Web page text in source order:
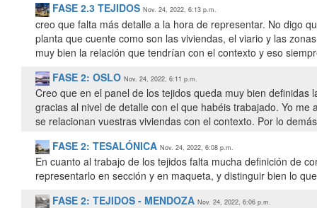
FASE 2.3 TEJIDOS Nov. 24, 2022, 6:13 p.m.
creo que falta más detalle a la hora de representar. No digo
planta que cuente como son las viviendas, el viario y las
muy bien la relación que tendrían con el contexto y eso
FASE 2: OSLO Nov. 24, 2022, 6:11 p.m.
Creo que en el panel de los tejidos queda muy bien
gracias al nivel de detalle con el que habéis trabajado. Yo
se relacionan vuestras viviendas con el contexto. Por lo
FASE 2: TESALÓNICA Nov. 24, 2022, 6:08 p.m.
En cuanto al trabajo de los tejidos falta mucha definición de
representarlo en sección y en maqueta, y distinguir bien lo
FASE 2: TEJIDOS - MENDOZA Nov. 24, 2022, 6:06 p.m.